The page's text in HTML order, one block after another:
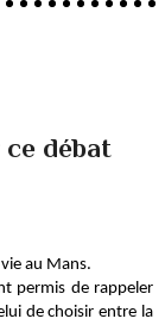
débat
au Mans.
permis de rappeler
de choisir entre la